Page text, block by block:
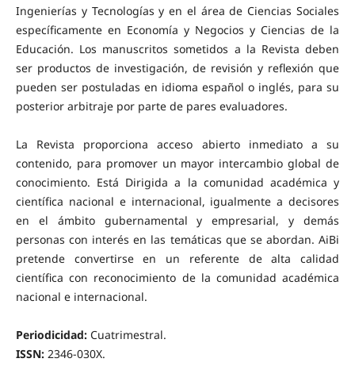
Ingenierías y Tecnologías y en el área de Ciencias Sociales
específicamente en Economía y Negocios y Ciencias de la
Educación. Los manuscritos sometidos a la Revista deben
ser productos de investigación, de revisión y reflexión que
pueden ser postuladas en idioma español o inglés, para su
posterior arbitraje por parte de pares evaluadores.
La Revista proporciona acceso abierto inmediato a su
contenido, para promover un mayor intercambio global de
conocimiento. Está Dirigida a la comunidad académica y
científica nacional e internacional, igualmente a decisores
en el ámbito gubernamental y empresarial, y demás
personas con interés en las temáticas que se abordan. AiBi
pretende convertirse en un referente de alta calidad
científica con reconocimiento de la comunidad académica
nacional e internacional.
Periodicidad:Cuatrimestral.
ISSN:2346-030X.